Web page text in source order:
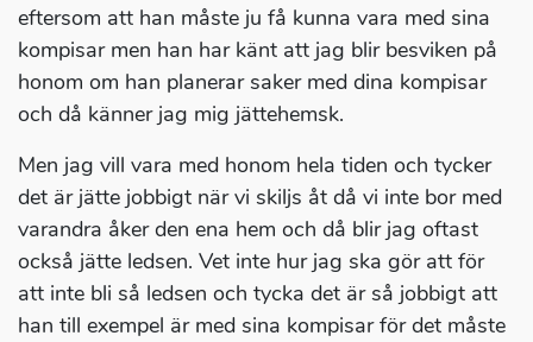
eftersom att han måste ju få kunna vara med sina
kompisar men han har känt att jag blir besviken på
honom om han planerar saker med dina kompisar
och då känner jag mig jättehemsk.
Men jag vill vara med honom hela tiden och tycker
det är jätte jobbigt när vi skiljs åt då vi inte bor med
varandra åker den ena hem och då blir jag oftast
också jätte ledsen. Vet inte hur jag ska gör att för
att inte bli så ledsen och tycka det är så jobbigt att
han till exempel är med sina kompisar för det måste